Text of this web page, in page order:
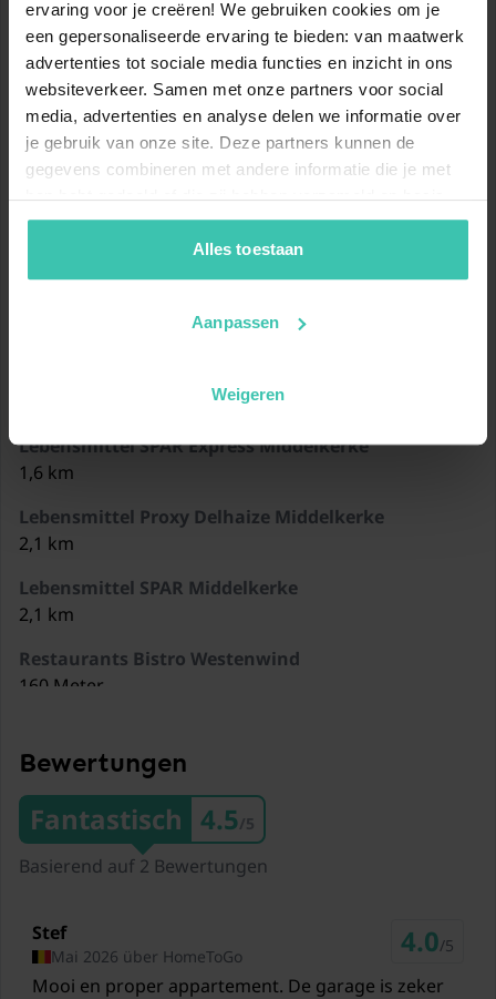
ervaring voor je creëren! We gebruiken cookies om je
een gepersonaliseerde ervaring te bieden: van maatwerk
advertenties tot sociale media functies en inzicht in ons
websiteverkeer. Samen met onze partners voor social
media, advertenties en analyse delen we informatie over
je gebruik van onze site. Deze partners kunnen de
gegevens combineren met andere informatie die je met
hen hebt gedeeld of die zij hebben verzameld op basis
van je gebruik van hun diensten. Zo zorgen we ervoor dat
jouw vakantiezoektocht soepel en op maat verloopt!
Alles toestaan
Aanpassen
Weigeren
Geschirrspüler
Kühlschrank
Tiefkühlschrank
Schlafzimmer
Doppelbett (Doppelbettdecke,
140 x 200 cm)
Schlafzimmer
Schrankbett 1 Person
3x Etagenbett (Bettdecke, 140
x 200 cm)
Dusche
Abstellraum
Allgemein
1x Garage (1 Parkplatz)
Staubsauger
Balkon oder Terrasse
Gartenmöbel
Gartenmöbel
Föhn
Standort
In der Nähe von
Lebensmittel SPAR Express Middelkerke
1,6 km
Lebensmittel Proxy Delhaize Middelkerke
2,1 km
Lebensmittel SPAR Middelkerke
2,1 km
Restaurants Bistro Westenwind
160 Meter
420 Meter
Restaurants Brasserie Deauville
650 Meter
Restaurants Brasserie Kroko
Zug Ostende / Oostende
11,3 km
Bewertungen
Fantastisch 4.5/5
Basierend auf 2 Bewertungen
Stef
Mai 2026 über HomeToGo 4.0/5
Mooi en proper appartement. De garage is zeker